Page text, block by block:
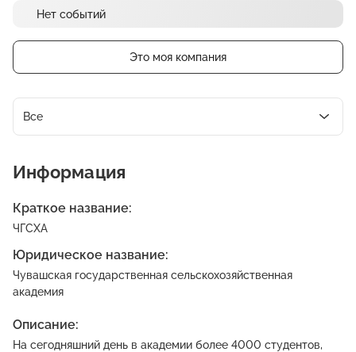
Нет событий
Это моя компания
Все
Информация
Краткое название:
ЧГСХА
Юридическое название:
Чувашская государственная сельскохозяйственная
академия
Описание:
На сегодняшний день в академии более 4000 студентов,